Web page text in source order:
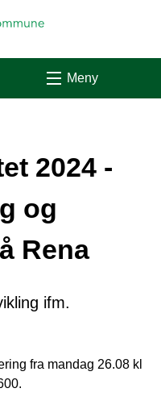
Meny
2024 -
og
Rena
ifm.
fra mandag 26.08 kl